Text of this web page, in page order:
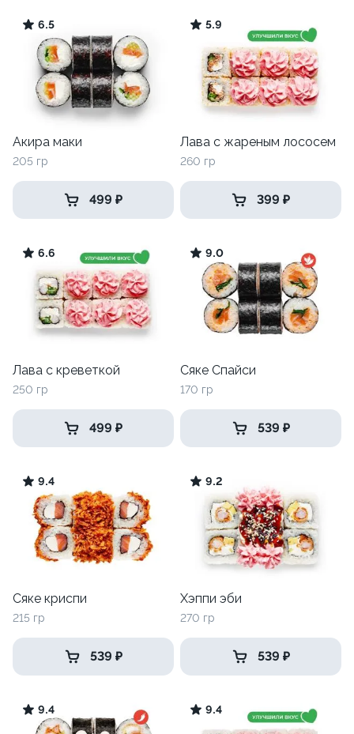
6.5
Акира маки
205 гр
499 ₽
5.9
Лава с жареным лососем
260 гр
399 ₽
6.6
Лава с креветкой
250 гр
499 ₽
9.0
Сяке Спайси
170 гр
539 ₽
9.4
Сяке криспи
215 гр
539 ₽
9.2
Хэппи эби
270 гр
539 ₽
9.4 9.4